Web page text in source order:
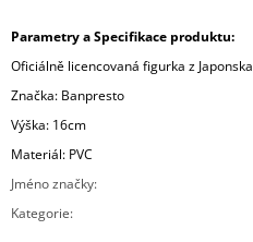
Parametry a Specifikace produktu:
Oficiálně licencovaná figurka z Japonska
Značka: Banpresto
Výška: 16cm
Materiál: PVC
Jméno značky:
Kategorie: